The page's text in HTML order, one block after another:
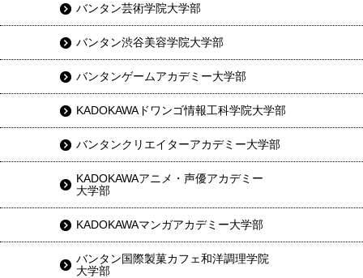
バンタン芸術学院大学部
バンタン渋谷美容学院大学部
バンタンゲームアカデミー大学部
KADOKAWAドワンゴ情報工科学院大学部
バンタンクリエイターアカデミー大学部
KADOKAWAアニメ・声優アカデミー
大学部
KADOKAWAマンガアカデミー大学部
バンタン国際製菓カフェ和洋調理学院
大学部